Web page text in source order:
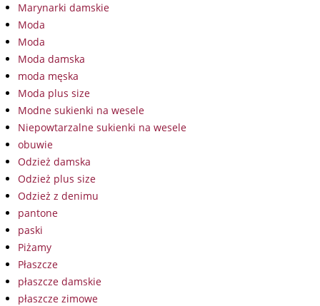
Marynarki damskie
Moda
Moda
Moda damska
moda męska
Moda plus size
Modne sukienki na wesele
Niepowtarzalne sukienki na wesele
obuwie
Odzież damska
Odzież plus size
Odzież z denimu
pantone
paski
Piżamy
Płaszcze
płaszcze damskie
płaszcze zimowe